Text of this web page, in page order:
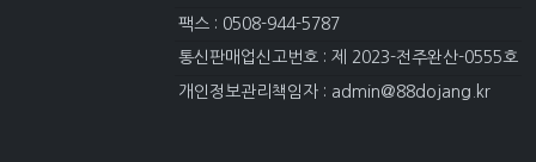
팩스 : 0508-944-5787
통신판매업신고번호 : 제 2023-전주완산-0555호
개인정보관리책임자 : admin@88dojang.kr